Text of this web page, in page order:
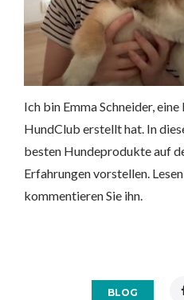
Ich bin Emma Schneider,
HundClub erstellt hat. In
besten Hundeprodukte auf
Erfahrungen vorstellen.
kommentieren Sie ihn.
BLOG